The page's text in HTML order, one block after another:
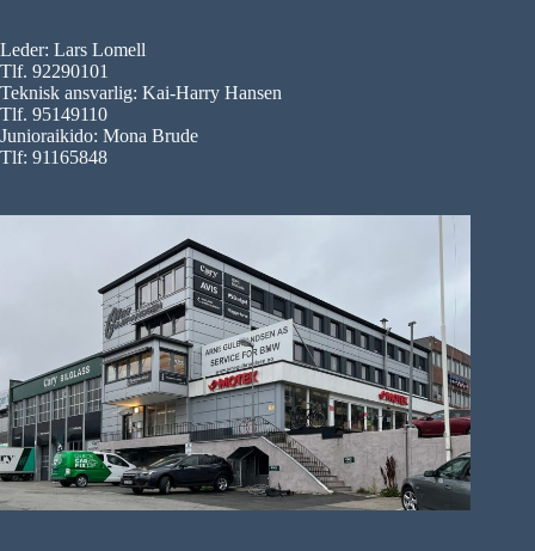
Leder: Lars Lomell
Tlf. 92290101
Teknisk ansvarlig: Kai-Harry Hansen
Tlf. 95149110
Junioraikido: Mona Brude
Tlf: 91165848